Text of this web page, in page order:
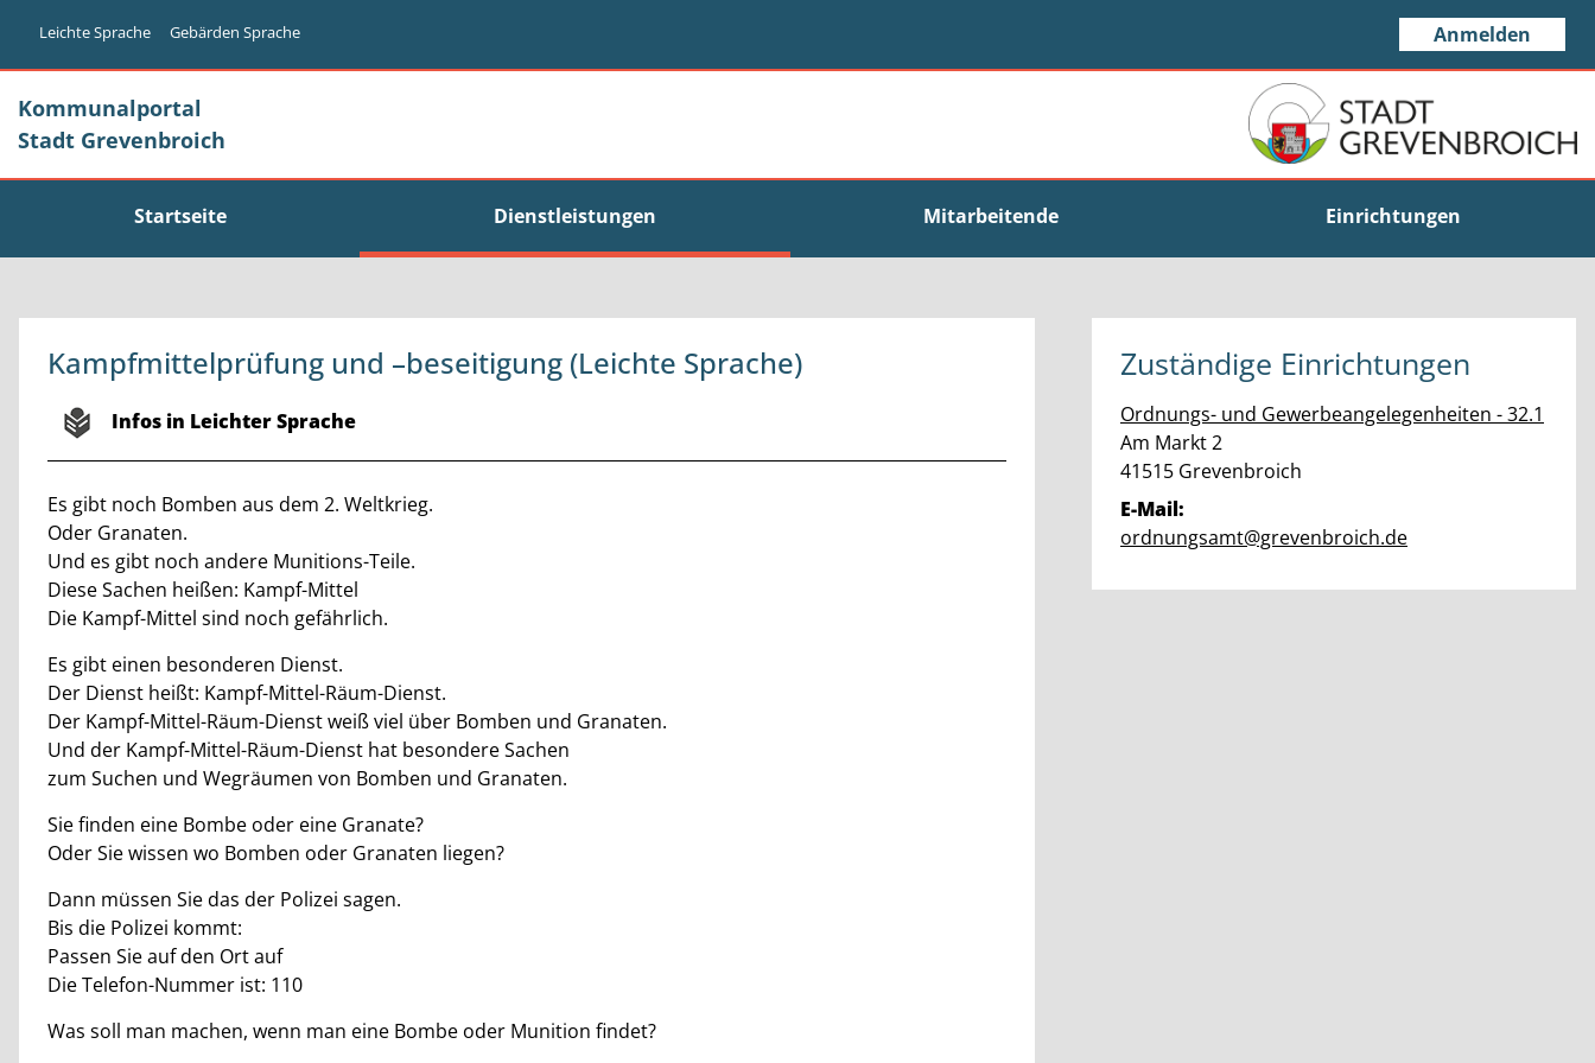
Zum Hauptinhalt springen
Leichte Sprache Gebärden Sprache Anmelden
Kommunalportal
Stadt Grevenbroich
Startseite Dienstleistungen Mitarbeitende Einrichtungen
Kampfmittelprüfung und –beseitigung (Leichte Sprache)
Kurzbeschreibung
Infos in Leichter Sprache
Beschreibung
Es gibt noch Bomben aus dem 2. Weltkrieg.
Oder Granaten.
Und es gibt noch andere Munitions-Teile.
Diese Sachen heißen: Kampf-Mittel
Die Kampf-Mittel sind noch gefährlich.
Es gibt einen besonderen Dienst.
Der Dienst heißt: Kampf-Mittel-Räum-Dienst.
Der Kampf-Mittel-Räum-Dienst weiß viel über Bomben und Granaten.
Und der Kampf-Mittel-Räum-Dienst hat besondere Sachen
zum Suchen und Wegräumen von Bomben und Granaten.
Sie finden eine Bombe oder eine Granate?
Oder Sie wissen wo Bomben oder Granaten liegen?
Dann müssen Sie das der Polizei sagen.
Bis die Polizei kommt:
Passen Sie auf den Ort auf
Die Telefon-Nummer ist: 110
Was soll man machen, wenn man eine Bombe oder Munition findet?
Zuständige Einrichtungen
Ordnungs- und Gewerbeangelegenheiten - 32.1
Straße:
Am Markt Hausnummer:
2
PLZ:
41515 Ort:
Grevenbroich
E-Mail:
ordnungsamt@grevenbroich.de